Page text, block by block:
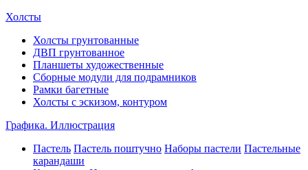
Холсты
Холсты грунтованные
ДВП грунтованное
Планшеты художественные
Сборные модули для подрамников
Рамки багетные
Холсты c эскизом, контуром
Графика. Иллюстрация
Пастель Пастель поштучно Наборы пастели Пастельные
карандаши